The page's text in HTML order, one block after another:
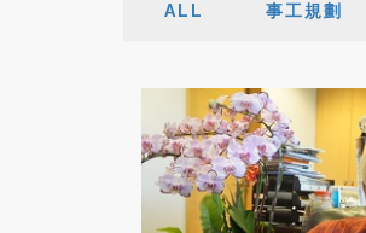
ALL 事工規劃